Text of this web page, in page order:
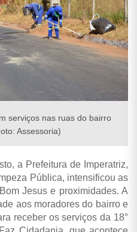
serviços nas ruas do bairro
Assessoria)
a Prefeitura de Imperatriz,
Pública, intensificou as
Jesus e proximidades. A
aos moradores do bairro e
receber os serviços da 18°